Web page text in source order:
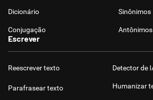
Dicionário Sinônimos
Conjugação Antônimos
Escrever
Reescrever texto
Parafrasear texto
Detector de
Humanizar